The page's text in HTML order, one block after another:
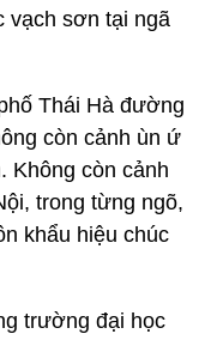
vạch sơn tại ngã
Thái Hà đường
còn cảnh ùn ứ
Không còn cảnh
trong từng ngõ,
khẩu hiệu chúc
trường đại học